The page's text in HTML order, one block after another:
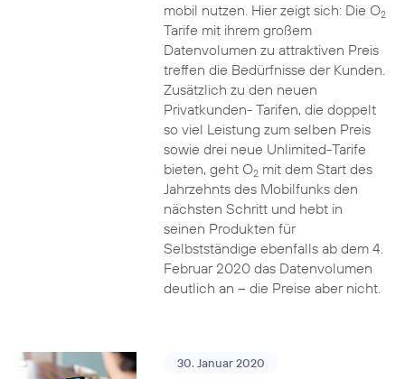
mobil nutzen. Hier zeigt sich: Die O2
Tarife mit ihrem großem
Datenvolumen zu attraktiven Preis
treffen die Bedürfnisse der Kunden.
Zusätzlich zu den neuen
Privatkunden- Tarifen, die doppelt
so viel Leistung zum selben Preis
sowie drei neue Unlimited-Tarife
bieten, geht O2mit dem Start des
Jahrzehnts des Mobilfunks den
nächsten Schritt und hebt in
seinen Produkten für
Selbstständige ebenfalls ab dem 4.
Februar 2020 das Datenvolumen
deutlich an – die Preise aber nicht.
30. Januar 2020